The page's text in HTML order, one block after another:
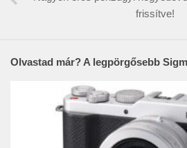
frissítve!
Olvastad már? A legpörgősebb